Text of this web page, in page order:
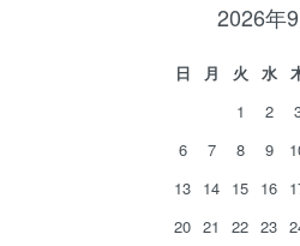
2026年
日 月 火 水
1
2
6
7 8 9
13 14 15 16
20 21 22 23